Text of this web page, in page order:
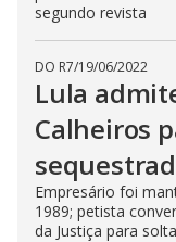
segundo revista
DO R7/19/06/2022
Lula
Calheiros
Empresário foi
1989; petista
da Justiça para